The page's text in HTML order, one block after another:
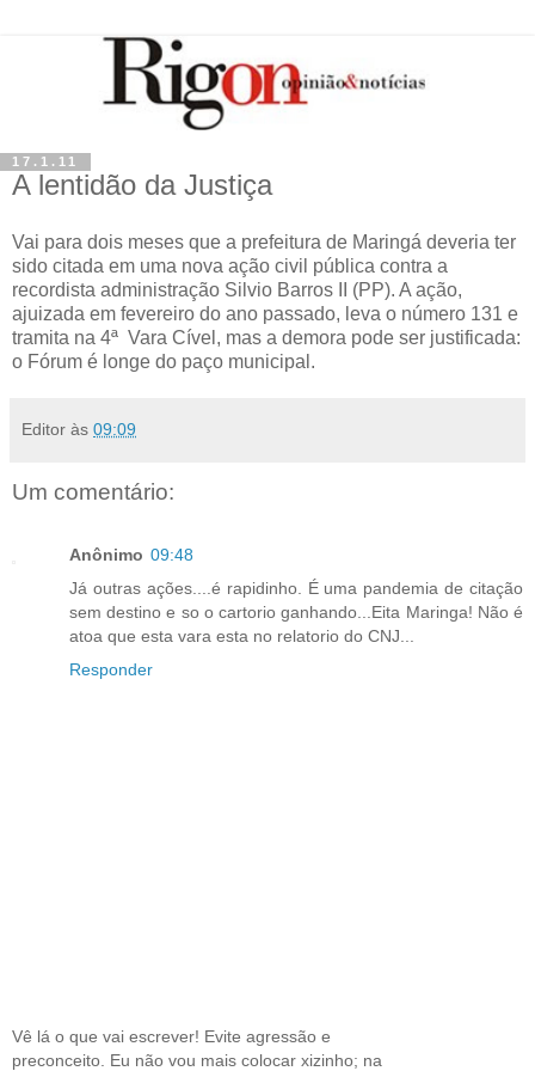
17.1.11
A lentidão da Justiça
Vai para dois meses que a prefeitura de Maringá deveria ter
sido citada em uma nova ação civil pública contra a
recordista administração Silvio Barros II (PP). A ação,
ajuizada em fevereiro do ano passado, leva o número 131 e
tramita na 4ª Vara Cível, mas a demora pode ser justificada:
o Fórum é longe do paço municipal.
Editor às 09:09
Um comentário:
Anônimo 09:48
Já outras ações....é rapidinho. É uma pandemia de citação
sem destino e so o cartorio ganhando...Eita Maringa! Não é
atoa que esta vara esta no relatorio do CNJ...
Responder
Vê lá o que vai escrever! Evite agressão e
preconceito. Eu não vou mais colocar xizinho; na